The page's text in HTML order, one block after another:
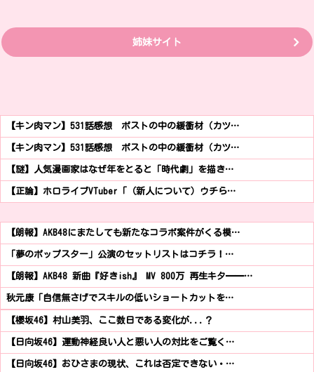
姉妹サイト
【キン肉マン】531話感想 ポストの中の緩衝材（カツ…
【キン肉マン】531話感想 ポストの中の緩衝材（カツ…
【謎】人気漫画家はなぜ年をとると「時代劇」を描き…
【正論】ホロライブVTuber「（新人について）ウチら…
【朗報】AKB48にまたしても新たなコラボ案件がくる模…
「夢のポップスター」公演のセットリストはコチラ！…
【朗報】AKB48 新曲『好きish』 MV 800万 再生キタ━━…
秋元康「自信無さげでスキルの低いショートカットを…
【櫻坂46】村山美羽、ここ数日である変化が...？
【日向坂46】運動神経良い人と悪い人の対比をご覧く…
【日向坂46】おひさまの現状、これは否定できない・…